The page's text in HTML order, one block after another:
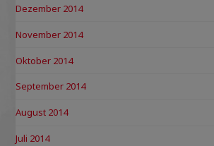
Dezember 2014
November 2014
Oktober 2014
September 2014
August 2014
Juli 2014